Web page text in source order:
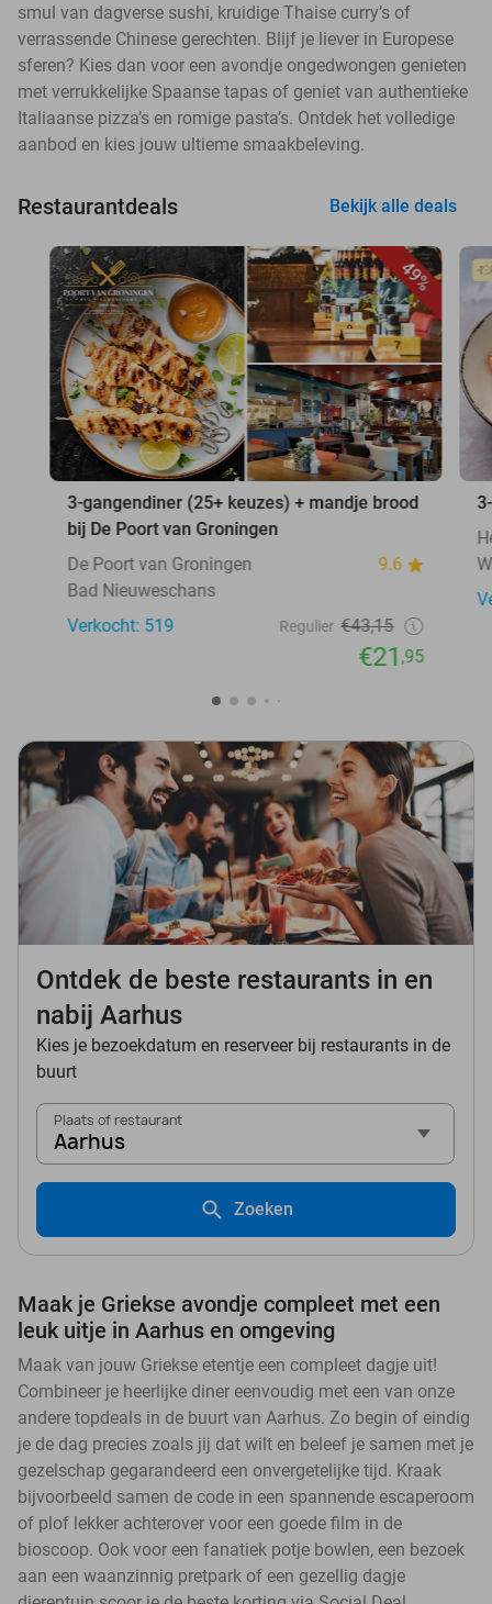
smul van dagverse sushi, kruidige Thaise curry’s of
verrassende Chinese gerechten. Blijf je liever in Europese
sferen? Kies dan voor een avondje ongedwongen genieten
met verrukkelijke Spaanse tapas of geniet van authentieke
Italiaanse pizza’s en romige pasta’s. Ontdek het volledige
aanbod en kies jouw ultieme smaakbeleving.
Restaurantdeals Bekijk alle deals
49%
3-gangendiner (25+ keuzes) + mandje brood
bij De Poort van Groningen
De Poort van Groningen
9.6
Bad Nieuweschans
Verkocht: 519
Regulier €43,15
€21,95
Ontdek de beste restaurants in en
nabij Aarhus
Kies je bezoekdatum en reserveer bij restaurants in de
buurt
Plaats of restaurant
Aarhus
Zoeken
Maak je Griekse avondje compleet met een
leuk uitje in Aarhus en omgeving
Maak van jouw Griekse etentje een compleet dagje uit!
Combineer je heerlijke diner eenvoudig met een van onze
andere topdeals in de buurt van Aarhus. Zo begin of eindig
je de dag precies zoals jij dat wilt en beleef je samen met je
gezelschap gegarandeerd een onvergetelijke tijd. Kraak
bijvoorbeeld samen de code in een spannende escaperoom
of plof lekker achterover voor een goede film in de
bioscoop. Ook voor een fanatiek potje bowlen, een bezoek
aan een waanzinnig pretpark of een gezellig dagje